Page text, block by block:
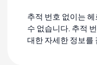
추적 번호 없이는
수 없습니다. 추적
대한 자세한 정보를